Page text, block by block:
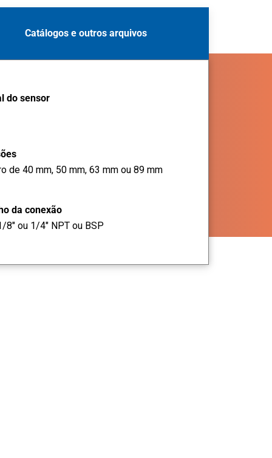
Catálogos e outros arquivos
do sensor
de 40 mm, 50 mm, 63 mm ou 89 mm
da conexão
8" ou 1/4" NPT ou BSP